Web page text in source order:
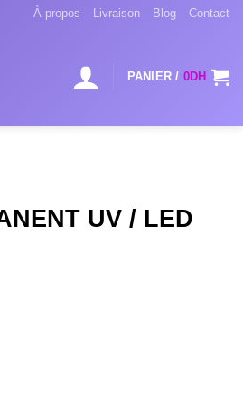
À propos Livraison Blog Contact
PANIER / 0DH
UV / LED